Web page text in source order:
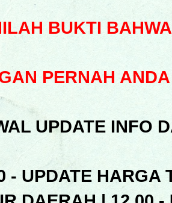
BUKTI
PERNAH
UPDATE INFO
- UPDATE HARGA